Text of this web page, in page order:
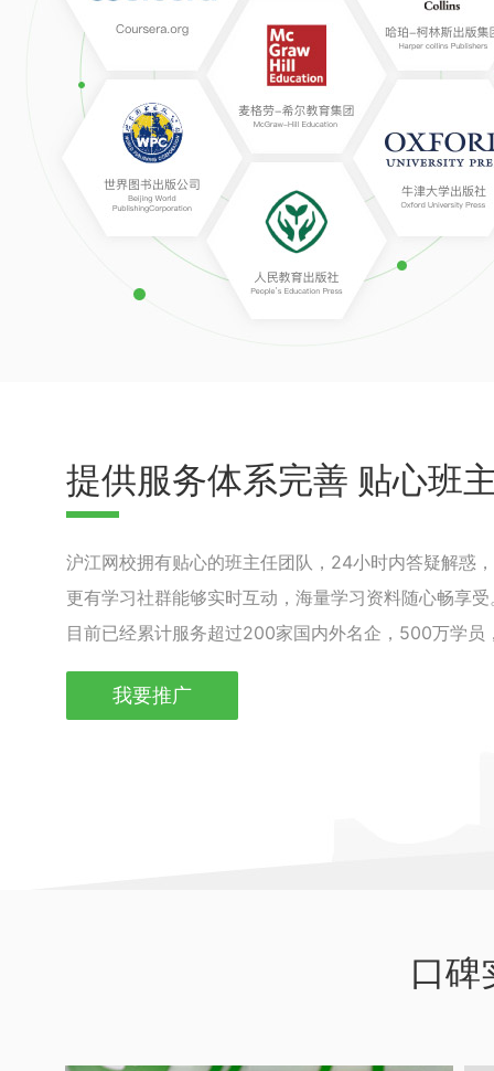
提供服务体系完善 贴心班
沪江网校拥有贴心的班主任团队，24小时内答疑解惑
更有学习社群能够实时互动，海量学习资料随心畅享受
目前已经累计服务超过200家国内外名企，500万学员
我要推广
口碑